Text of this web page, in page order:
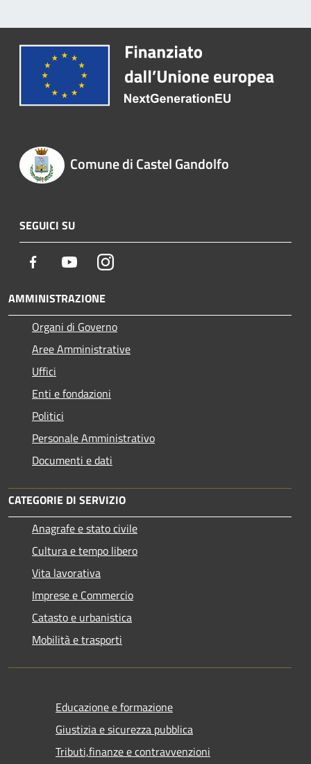
Comune di Castel Gandolfo
SEGUICI SU
Facebook YoutubeInstagram
AMMINISTRAZIONE
Organi di Governo
Aree Amministrative
Uffici
Enti e fondazioni
Politici
Personale Amministrativo
Documenti e dati
CATEGORIE DI SERVIZIO
Anagrafe e stato civile
Cultura e tempo libero
Vita lavorativa
Imprese e Commercio
Catasto e urbanistica
Mobilità e trasporti
Educazione e formazione
Giustizia e sicurezza pubblica
Tributi,finanze e contravvenzioni